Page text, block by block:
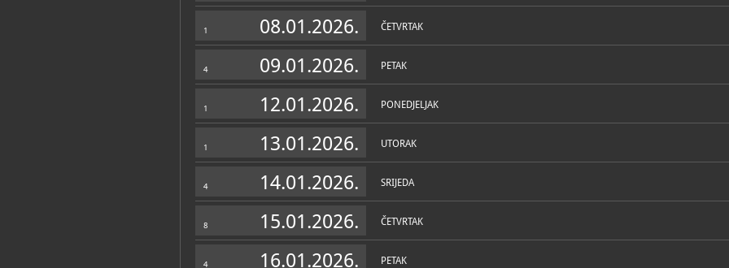
1 08.01.2026. ČETVRTAK
4 09.01.2026. PETAK
1 12.01.2026. PONEDJELJAK
1 13.01.2026. UTORAK
4 14.01.2026. SRIJEDA
8 15.01.2026. ČETVRTAK
4 16.01.2026. PETAK
-
kralja)
OPĆI PODACI
Zbirke U